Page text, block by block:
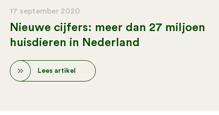
17 september 2020
Nieuwe cijfers: meer dan 27 miljoen
huisdieren in Nederland
Lees artikel